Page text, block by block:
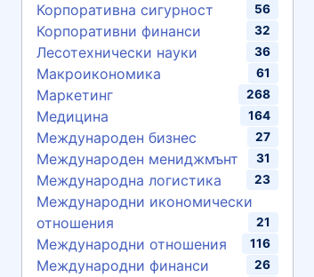
Корпоративна сигурност 56
Корпоративни финанси 32
Лесотехнически науки 36
Макроикономика 61
Маркетинг 268
Медицина 164
Международен бизнес 27
Международен мениджмънт 31
Международна логистика 23
Международни икономически
отношения
21
Международни отношения 116
Международни финанси 26